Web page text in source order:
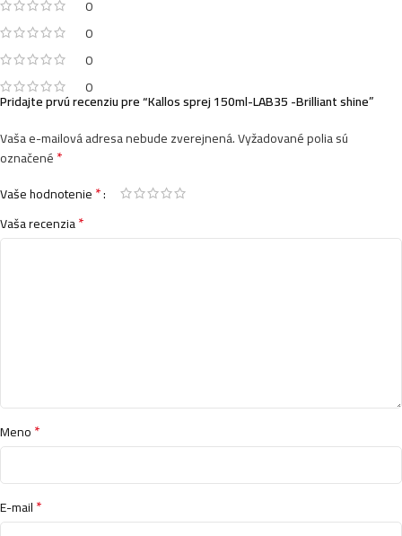
0
0
0
0
Pridajte prvú recenziu pre “Kallos sprej 150ml-LAB35 -Brilliant shine”
Vaša e-mailová adresa nebude zverejnená.Vyžadované polia sú
označené*
Vaše hodnotenie*
Vaša recenzia*
Meno*
E-mail*